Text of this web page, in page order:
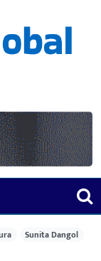
Sunita Dangol